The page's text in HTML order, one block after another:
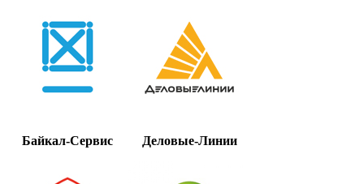
Байкал-Сервис Деловые-Линии